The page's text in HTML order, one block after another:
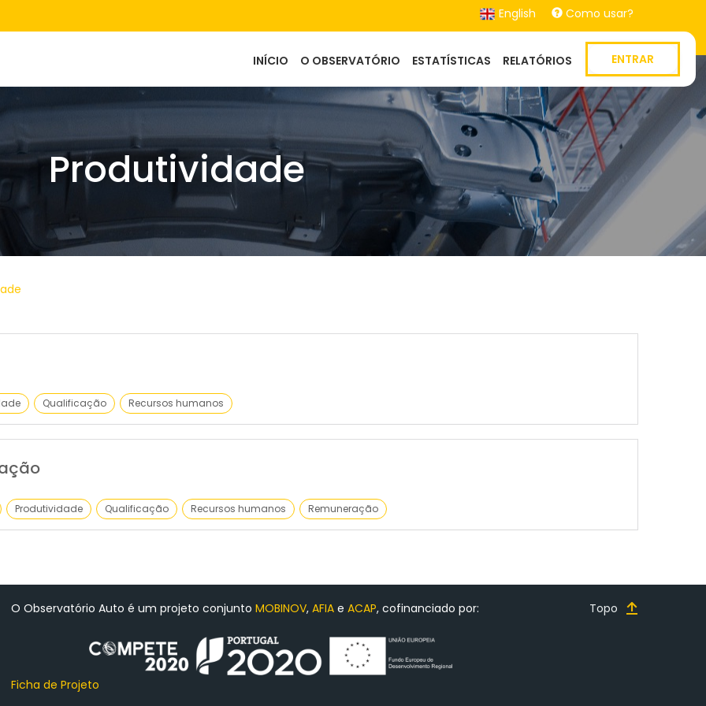
English Como usar?
ENTRAR
navigation
INÍCIO O OBSERVATÓRIO ESTATÍSTICAS RELATÓRIOS
Produtividade
Qualificação Recursos humanos
Produtividade Qualificação Recursos humanos Remuneração
O Observatório Auto é um projeto conjunto MOBINOV, AFIA e ACAP, cofinanciado por:
Ficha de Projeto
Topo